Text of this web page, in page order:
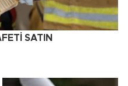
SATIN